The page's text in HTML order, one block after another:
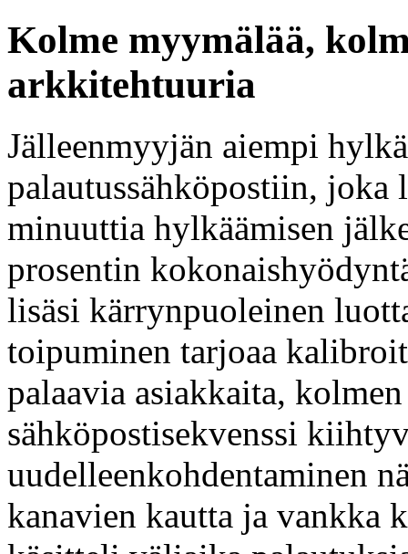
Kolme myymälää,
arkkitehtuuria
Jälleenmyyjän aiempi
palautussähköpostiin, joka
minuuttia hylkäämisen
prosentin
lisäsi kärrynpuoleinen
toipuminen tarjoaa
palaavia asiakkaita,
sähköpostisekvenssi
uudelleenkohdentaminen
kanavien kautta ja vankka